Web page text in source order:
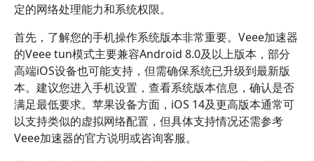
定的网络处理能力和系统权限。
首先，了解您的手机操作系统版本非常重要。Veee加速器
的Veee tun模式主要兼容Android 8.0及以上版本，部分
高端iOS设备也可能支持，但需确保系统已升级到最新版
本。建议您进入手机设置，查看系统版本信息，确认是否
满足最低要求。苹果设备方面，iOS 14及更高版本通常可
以支持类似的虚拟网络配置，但具体支持情况还需参考
Veee加速器的官方说明或咨询客服。